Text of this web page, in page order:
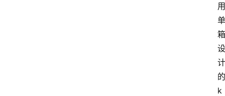
用
单
箱
设
计
的
k